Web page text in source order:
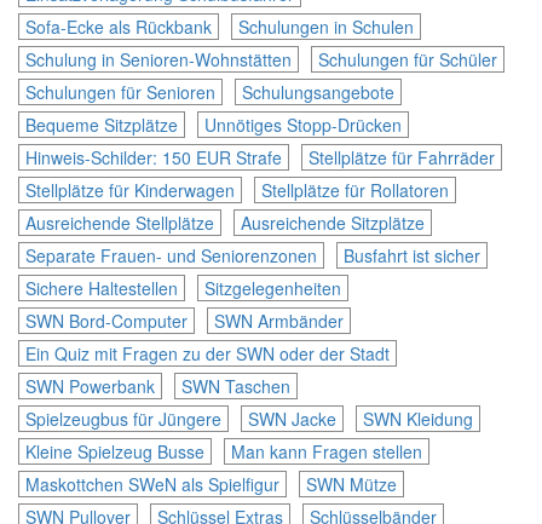
Sofa-Ecke als Rückbank
Schulungen in Schulen
Schulung in Senioren-Wohnstätten
Schulungen für Schüler
Schulungen für Senioren
Schulungsangebote
Bequeme Sitzplätze
Unnötiges Stopp-Drücken
Hinweis-Schilder: 150 EUR Strafe
Stellplätze für Fahrräder
Stellplätze für Kinderwagen
Stellplätze für Rollatoren
Ausreichende Stellplätze
Ausreichende Sitzplätze
Separate Frauen- und Seniorenzonen
Busfahrt ist sicher
Sichere Haltestellen
Sitzgelegenheiten
SWN Bord-Computer
SWN Armbänder
Ein Quiz mit Fragen zu der SWN oder der Stadt
SWN Powerbank
SWN Taschen
Spielzeugbus für Jüngere
SWN Jacke
SWN Kleidung
Kleine Spielzeug Busse
Man kann Fragen stellen
Maskottchen SWeN als Spielfigur
SWN Mütze
SWN Pullover
Schlüssel Extras
Schlüsselbänder